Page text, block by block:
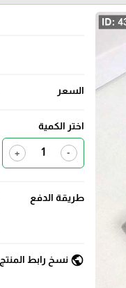
السعر
اختر الكمية
-
+
طريقة الدفع
public نسخ رابط المنتج